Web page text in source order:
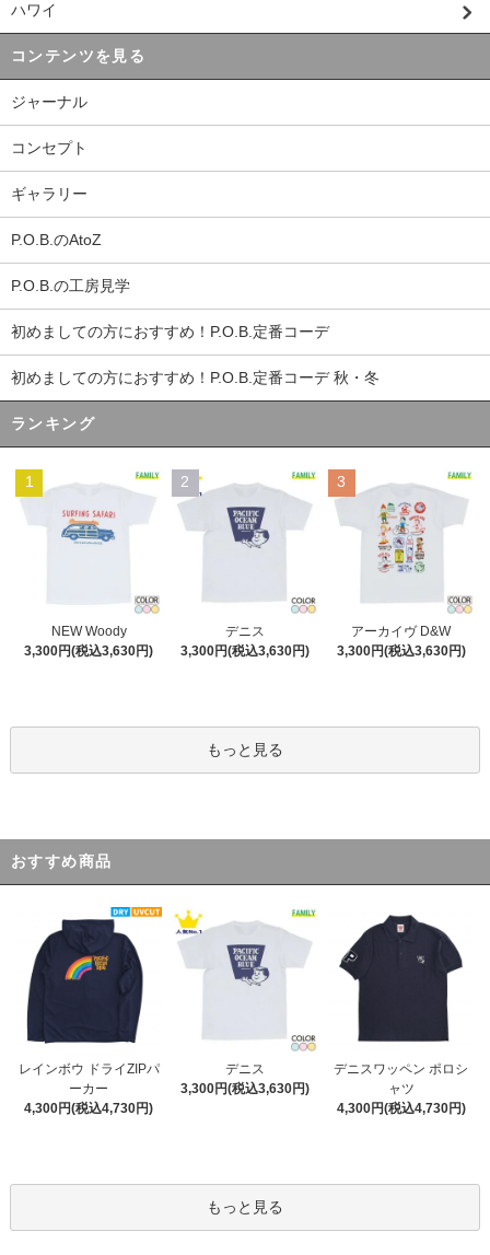
ハワイ
コンテンツを見る
ジャーナル
コンセプト
ギャラリー
P.O.B.のAtoZ
P.O.B.の工房見学
初めましての方におすすめ！P.O.B.定番コーデ
初めましての方におすすめ！P.O.B.定番コーデ 秋・冬
ランキング
1
NEW Woody
3,300円(税込3,630円)
2
デニス
3,300円(税込3,630円)
3
アーカイヴ D&W
3,300円(税込3,630円)
もっと見る
おすすめ商品
レインボウ ドライZIPパ
ーカー
4,300円(税込4,730円)
デニス
3,300円(税込3,630円)
デニスワッペン ポロシ
ャツ
4,300円(税込4,730円)
もっと見る